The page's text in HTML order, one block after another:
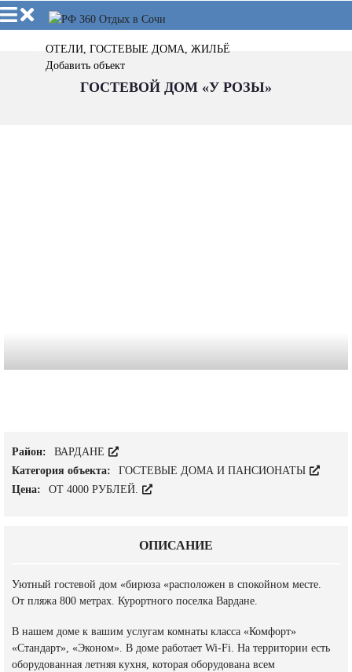
ОТЕЛИ, ГОСТЕВЫЕ ДОМА, ЖИЛЬЁ
Добавить объект
ГОСТЕВОЙ ДОМ «У РОЗЫ»
Район:
ВАРДАНЕ
Категория объекта:
ГОСТЕВЫЕ ДОМА И ПАНСИОНАТЫ
Цена:
ОТ 4000 РУБЛЕЙ.
ОПИСАНИЕ
Уютный гостевой дом «бирюза «расположен в спокойном месте.
От пляжа 800 метрах. Курортного поселка Вардане.
В нашем доме к вашим услугам комнаты класса «Комфорт»
«Стандарт», «Эконом». В доме работает Wi-Fi. На территории есть
оборудованная летняя кухня, которая оборудована всем